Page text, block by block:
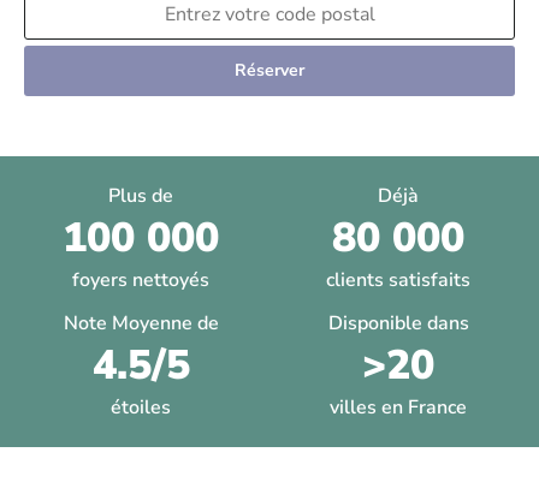
Réserver
Plus de
100 000
foyers nettoyés
Déjà
80 000
clients satisfaits
Note Moyenne de
4.5/5
étoiles
Disponible dans
>20
villes en France